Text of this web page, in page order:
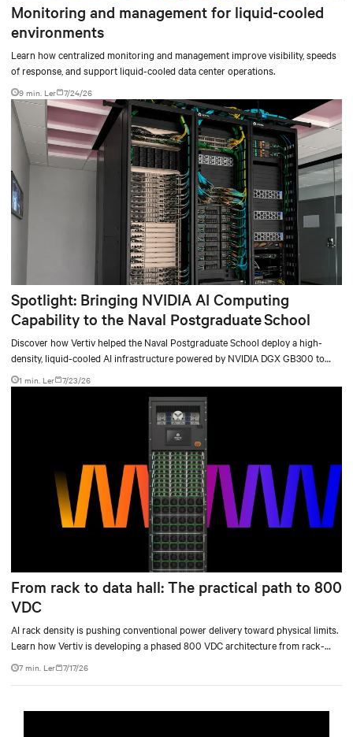
Monitoring and management for liquid-cooled
environments
Learn how centralized monitoring and management improve visibility, speeds
of response, and support liquid-cooled data center operations.
9 min. Ler 7/24/26
Spotlight: Bringing NVIDIA AI Computing
Capability to the Naval Postgraduate School
Discover how Vertiv helped the Naval Postgraduate School deploy a high-
density, liquid-cooled AI infrastructure powered by NVIDIA DGX GB300 to
accelerate AI research, education, and mission-critical innovation.
1 min. Ler 7/23/26
From rack to data hall: The practical path to 800
VDC
AI rack density is pushing conventional power delivery toward physical limits.
Learn how Vertiv is developing a phased 800 VDC architecture from rack-
level sidecars to centralized data-hall power.
7 min. Ler 7/17/26